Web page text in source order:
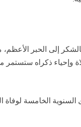
إلى الحبر
وإحياء ذكراه